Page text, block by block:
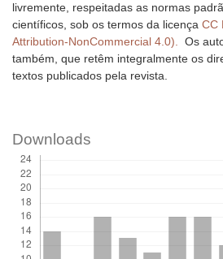
livremente, respeitadas as normas
científicos, sob os termos da licença CC
Attribution-NonCommercial 4.0). Os
também, que retêm integralmente os
textos publicados pela revista.
Downloads